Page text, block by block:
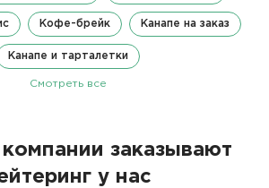
Кофе-брейк Канапе на заказ
Канапе и тарталетки
Смотреть все
заказывают
у нас